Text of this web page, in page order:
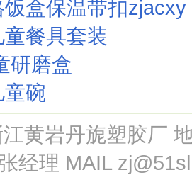
盒保温带扣zjacxy
餐具套装
研磨盒
碗
黄岩丹旎塑胶厂
经理 MAIL